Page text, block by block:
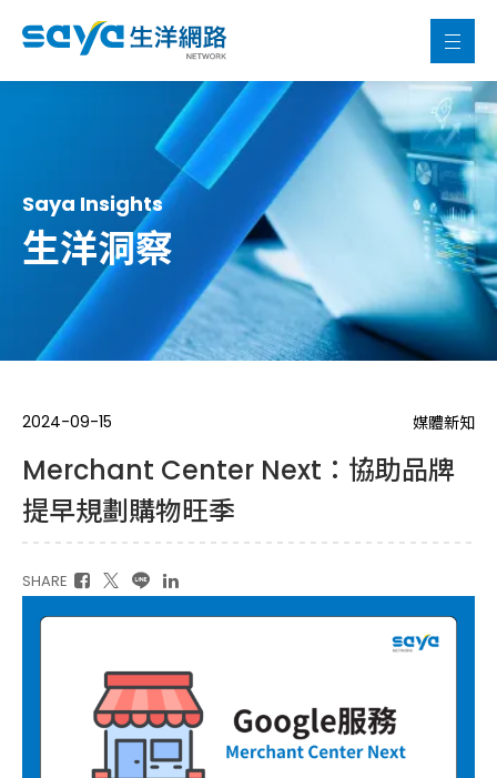
Saya Insights
生洋洞察
2024-09-15 媒體新知
Merchant Center Next：協助品牌
提早規劃購物旺季
SHARE